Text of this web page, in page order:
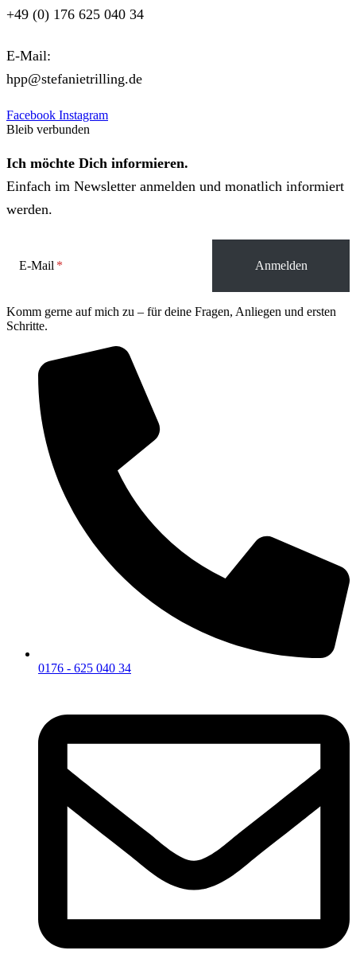
+49 (0) 176 625 040 34
E-Mail:
hpp@stefanietrilling.de
Facebook Instagram
Bleib verbunden
Ich möchte Dich informieren.
Einfach im Newsletter anmelden und monatlich informiert
werden.
E-Mail
Komm gerne auf mich zu – für deine Fragen, Anliegen und ersten
Schritte.
0176 - 625 040 34